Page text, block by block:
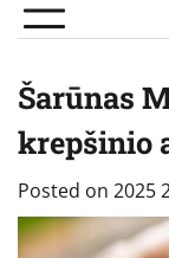
Šarūnas
krepšinio
Posted on 2025